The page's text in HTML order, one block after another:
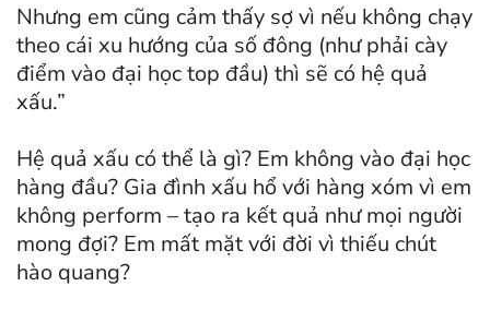
Nhưng em cũng cảm thấy sợ vì nếu không chạy
theo cái xu hướng của số đông (như phải cày
điểm vào đại học top đầu) thì sẽ có hệ quả
xấu.”
Hệ quả xấu có thể là gì? Em không vào đại học
hàng đầu? Gia đình xấu hổ với hàng xóm vì em
không perform – tạo ra kết quả như mọi người
mong đợi? Em mất mặt với đời vì thiếu chút
hào quang?